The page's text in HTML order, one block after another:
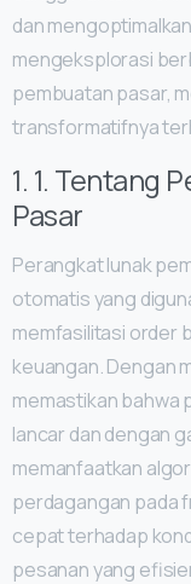
dan
mengeksplorasi
pembuatan pasar,
transformatifnya
1. 1. Tentang
Pasar
Perangkat lunak
otomatis yang
memfasilitasi order
keuangan. Dengan
memastikan bahwa
lancar dan dengan
memanfaatkan
perdagangan pada
cepat terhadap
pesanan yang